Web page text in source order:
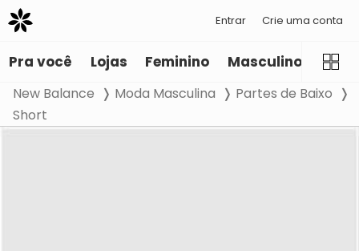
Entrar Crie uma conta
Pra você Lojas Feminino Masculino
New Balance Moda Masculina
Partes de Baixo
Short